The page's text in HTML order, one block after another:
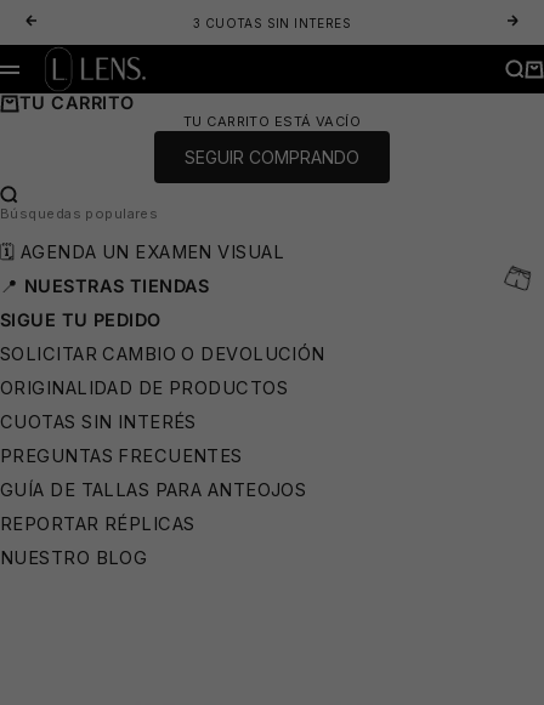
ANTERIOR
3 CUOTAS SIN INTERES
LENS. OPTICA ONLINE - LENTES DE SOL Y ANTEOJOS ÓPTICOS
MENÚ
TU CARRITO
TU CARRITO ESTÁ VACÍO
SEGUIR COMPRANDO
BUSCAR…
Búsquedas populares
🗓️ AGENDA UN EXAMEN VISUAL
📍 NUESTRAS TIENDAS
SIGUE TU PEDIDO
SOLICITAR CAMBIO O DEVOLUCIÓN
ORIGINALIDAD DE PRODUCTOS
CUOTAS SIN INTERÉS
PREGUNTAS FRECUENTES
GUÍA DE TALLAS PARA ANTEOJOS
REPORTAR RÉPLICAS
NUESTRO BLOG
👙